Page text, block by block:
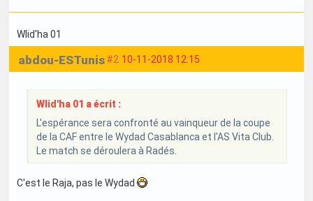
Wlid'ha 01
#2 10-11-2018 12:15
abdou-ESTunis
Wlid'ha 01 a écrit :
L'espérance sera confronté au vainqueur de la coupe
de la CAF entre le Wydad Casablanca et l'AS Vita Club.
Le match se déroulera à Radés.
C'est le Raja, pas le Wydad